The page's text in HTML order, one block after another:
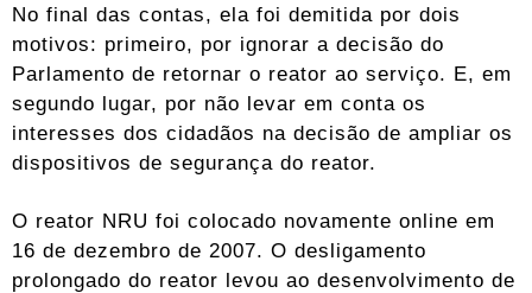
No final das contas, ela foi demitida por dois
motivos: primeiro, por ignorar a decisão do
Parlamento de retornar o reator ao serviço. E, em
segundo lugar, por não levar em conta os
interesses dos cidadãos na decisão de ampliar os
dispositivos de segurança do reator.
O reator NRU foi colocado novamente online em
16 de dezembro de 2007. O desligamento
prolongado do reator levou ao desenvolvimento de